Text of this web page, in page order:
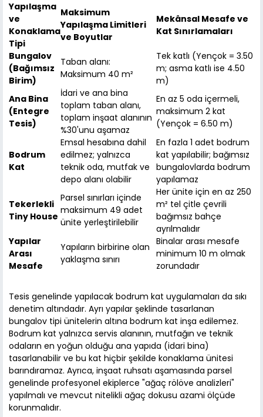
Yapılaşma
ve
Konaklama
Tipi
Maksimum
Yapılaşma Limitleri
ve Boyutlar
Mekânsal Mesafe ve
Kat Sınırlamaları
Bungalov
(Bağımsız
Birim)
Taban alanı:
Maksimum 40 m²
Tek katlı (Yençok = 3.50
m; asma katlı ise 4.50
m)
Ana Bina
(Entegre
Tesis)
İdari ve ana bina
toplam taban alanı,
toplam inşaat alanının
%30'unu aşamaz
En az 5 oda içermeli,
maksimum 2 kat
(Yençok = 6.50 m)
Bodrum
Kat
Emsal hesabına dahil
edilmez; yalnızca
teknik oda, mutfak ve
depo alanı olabilir
En fazla 1 adet bodrum
kat yapılabilir; bağımsız
bungalovlarda bodrum
yapılamaz
Tekerlekli
Tiny House
Parsel sınırları içinde
maksimum 49 adet
ünite yerleştirilebilir
Her ünite için en az 250
m² tel çitle çevrili
bağımsız bahçe
ayrılmalıdır
Yapılar
Arası
Mesafe
Yapıların birbirine olan
yaklaşma sınırı
Binalar arası mesafe
minimum 10 m olmak
zorundadır
Tesis genelinde yapılacak bodrum kat uygulamaları da sıkı
denetim altındadır. Ayrı yapılar şeklinde tasarlanan
bungalov tipi ünitelerin altına bodrum kat inşa edilemez.
Bodrum kat yalnızca servis alanının, mutfağın ve teknik
odaların en yoğun olduğu ana yapıda (idari bina)
tasarlanabilir ve bu kat hiçbir şekilde konaklama ünitesi
barındıramaz. Ayrıca, inşaat ruhsatı aşamasında parsel
genelinde profesyonel ekiplerce "ağaç rölöve analizleri"
yapılmalı ve mevcut nitelikli ağaç dokusu azami ölçüde
korunmalıdır.